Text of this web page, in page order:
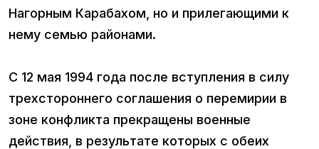
Нагорным Карабахом, но и прилегающими к
нему семью районами.
С 12 мая 1994 года после вступления в силу
трехстороннего соглашения о перемирии в
зоне конфликта прекращены военные
действия, в результате которых с обеих